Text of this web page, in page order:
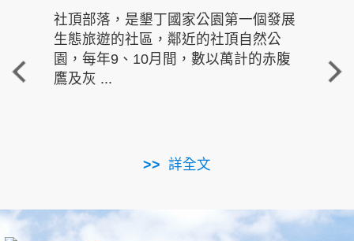
社頂部落，是墾丁國家公園第一個發展
生態旅遊的社區，鄰近的社頂自然公
園，每年9、10月間，數以萬計的赤腹
鷹及灰 ...
詳全文
重
走進